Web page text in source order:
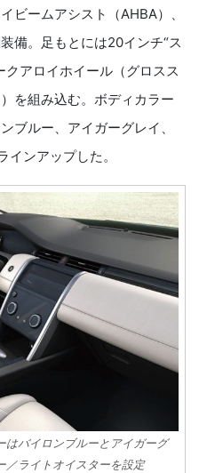
ビームアシスト（AHBA）、
備。足もとには20インチ“ス
アロイホイール（グロスス
を組み込む。ボディカラー
ブルー、アイガーグレイ、
ンアップした。
バイロンブルーとアイガーグ
／ライトオイスターを設定